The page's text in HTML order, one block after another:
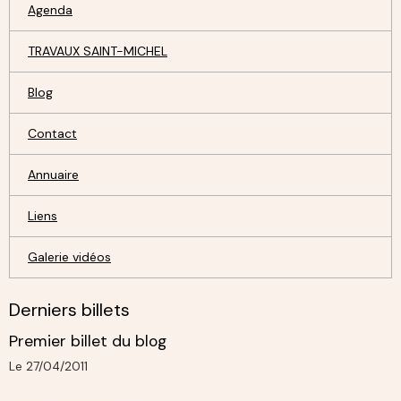
Agenda
TRAVAUX SAINT-MICHEL
Blog
Contact
Annuaire
Liens
Galerie vidéos
Derniers billets
Premier billet du blog
Le 27/04/2011